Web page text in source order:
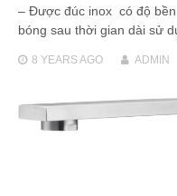
– Được đúc inox có độ
bóng sau thời gian dài sử
8 YEARSAGO ADMIN